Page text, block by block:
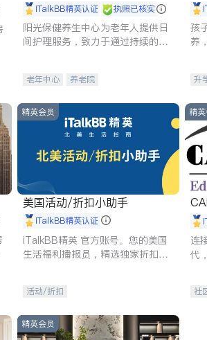
iTalkBB精英认证 执照已核实
阳光保健养生中心为老年人提供日
间护理服务，致力于通过持续的护
老年中心 养老院
孩
养
升
精英会员
美国活动/折扣小助手
iTalkBB精英认证
iTalkBB精英 官方账号。您的美国
生活福利播报员，精选独家折扣、
活动/折扣
精
连
代
社
精英会员